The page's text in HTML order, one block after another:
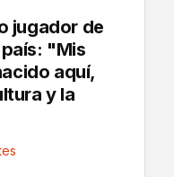
jugador de
"Mis
aquí,
y la